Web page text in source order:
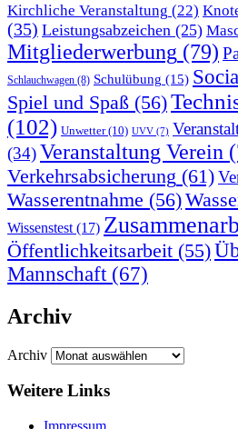
Kirchliche Veranstaltung (22)
(35) Leistungsabzeichen (25)
Mitgliederwerbung (79)
Schlauchwagen (8) Schulübung (15)
Spiel und Spaß (56)
(102) Unwetter(10) UVV (7)
(34)Veranstaltung Verein
Verkehrsabsicherung (61)
Wasserentnahme (56)
Wissenstest (17)
Öffentlichkeitsarbeit (55)
Mannschaft (67)
Archiv
Archiv
Weitere Links
Impressum